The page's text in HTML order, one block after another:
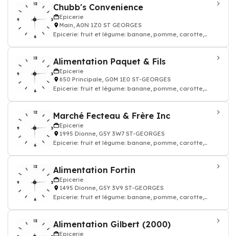
Chubb's Convenience
Epicerie
Main, A0N 1Z0 ST GEORGES
Epicerie: fruit et légume: banane, pomme, carotte,
Alimentation Paquet & Fils
Epicerie
650 Principale, G0M 1E0 ST-GEORGES
Epicerie: fruit et légume: banane, pomme, carotte,
Marché Fecteau & Frère Inc
Epicerie
1995 Dionne, G5Y 3W7 ST-GEORGES
Epicerie: fruit et légume: banane, pomme, carotte,
Alimentation Fortin
Epicerie
1495 Dionne, G5Y 3V9 ST-GEORGES
Epicerie: fruit et légume: banane, pomme, carotte,
Alimentation Gilbert (2000)
Epicerie